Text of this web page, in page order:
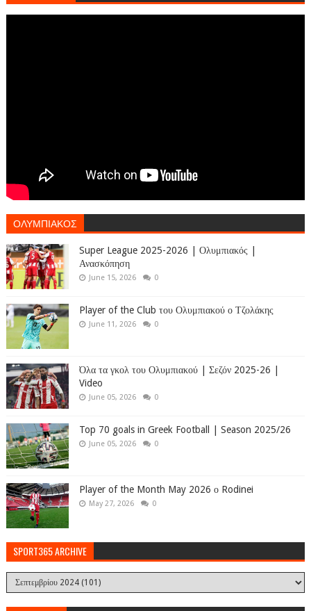
ΟΛΥΜΠΙΑΚΟΣ
Super League 2025-2026 | Ολυμπιακός |
Ανασκόπηση
June 15, 2026 0
Player of the Club του Ολυμπιακού ο Τζολάκης
June 11, 2026 0
Όλα τα γκολ του Ολυμπιακού | Σεζόν 2025-26 |
Video
June 05, 2026 0
Top 70 goals in Greek Football | Season 2025/26
June 05, 2026 0
Player of the Month May 2026 ο Rodinei
May 27, 2026 0
SPORT365 ARCHIVE